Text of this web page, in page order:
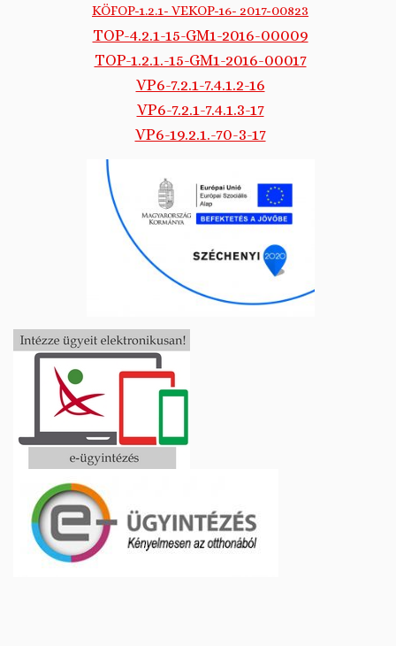
KÖFOP-1.2.1- VEKOP-16- 2017-00823
TOP-4.2.1-15-GM1-2016-00009
TOP-1.2.1.-15-GM1-2016-00017
VP6-7.2.1-7.4.1.2-16
VP6-7.2.1-7.4.1.3-17
VP6-19.2.1.-70-3-17